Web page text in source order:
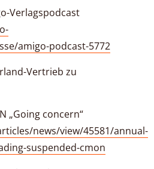
Verlagspodcast
amigo-podcast-5772
Vertrieb zu
„Going concern“
news/view/45581/annual-
suspended-cmon